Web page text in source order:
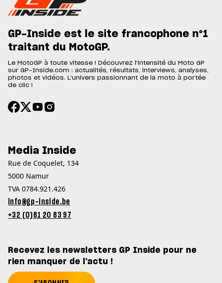
GP-Inside est le site francophone n°1
traitant du MotoGP.
Le MotoGP à toute vitesse ! Découvrez l'intensité du Moto GP
sur GP-Inside.com : actualités, résultats, interviews, analyses,
photos et vidéos. L'univers passionnant de la moto à portée
de clic !
Media Inside
Rue de Coquelet, 134
5000 Namur
TVA 0784.921.426
info@gp-inside.be
+32 (0)81 20 83 97
Recevez les newsletters GP Inside pour ne
rien manquer de l'actu !